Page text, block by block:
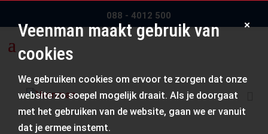
088 - 4012 500
Kodak i3250
Veenman maakt gebruik van
cookies
We gebruiken cookies om ervoor te zorgen dat onze
website zo soepel mogelijk draait. Als je doorgaat
met het gebruiken van de website, gaan we er vanuit
dat je ermee instemt.
×